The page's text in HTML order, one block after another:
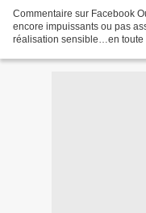
Commentaire sur Facebook
encore impuissants ou pas
réalisation sensible…en toute